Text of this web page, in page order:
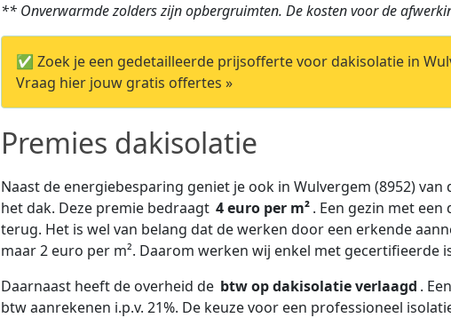
** Onverwarmde zolders zijn opbergruimten. De kosten voor de
✅ Zoek je een gedetailleerde prijsofferte voor dakisolatie in
Vraag hier jouw gratis offertes »
Premies dakisolatie
Naast de energiebesparing geniet je ook in Wulvergem (8952)
het dak. Deze premie bedraagt 4 euro per m². Een gezin met een
terug. Het is wel van belang dat de werken door een erkende
maar 2 euro per m². Daarom werken wij enkel met gecertifieerde
Daarnaast heeft de overheid de btw op dakisolatie verlaagd .
btw aanrekenen i.p.v. 21%. De keuze voor een professioneel